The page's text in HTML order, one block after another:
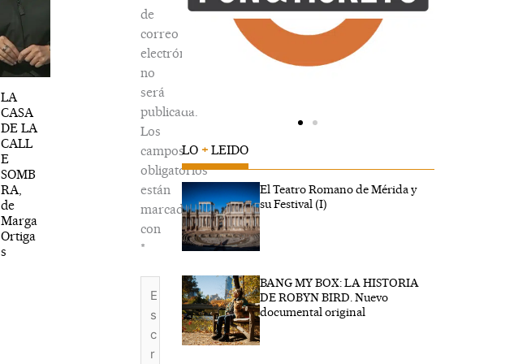
LA
CASA
DE LA
CALL
E
SOMB
RA,
de
Marga
Ortiga
s
de
correo
electrónico
no
será
publicada.
Los
campos
obligatorios
están
marcados
con
*
aquí...
LO +LEIDO
El Teatro Romano de Mérida y
su Festival (I)
BANG MY BOX: LA HISTORIA
DE ROBYN BIRD. Nuevo
documental original